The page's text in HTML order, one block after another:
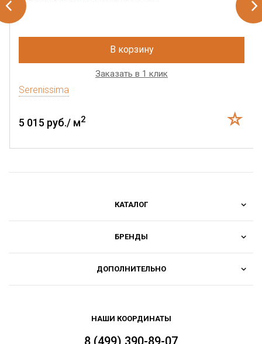
В корзину
Заказать в 1 клик
Serenissima
5 015 руб./ м2
КАТАЛОГ
БРЕНДЫ
ДОПОЛНИТЕЛЬНО
НАШИ КООРДИНАТЫ
8 (499) 390-89-07